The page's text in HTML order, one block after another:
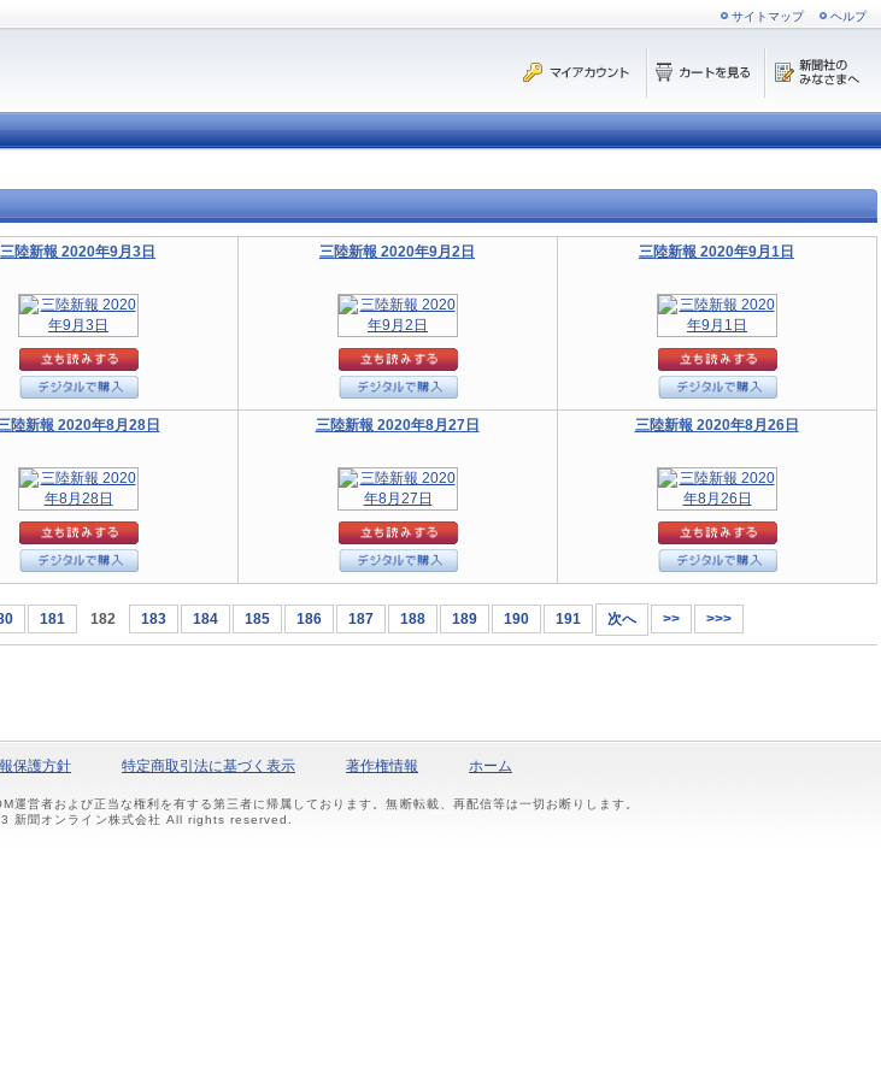
サイトマップ ヘルプ
三陸新報 2020年9月3日 三陸新報 2020年9月2日 三陸新報 2020年9月1日
陸新報 2020年8月28日 三陸新報 2020年8月27日 三陸新報 2020年8月26日
181 182 183 184 185 186 187 188 189 190 191 次へ >> >>>
保護方針 特定商取引法に基づく表示 著作権情報 ホーム
営者および正当な権利を有する第三者に帰属しております。無断転載、再配信等は一切お断りします。
新聞オンライン株式会社 All rights reserved.